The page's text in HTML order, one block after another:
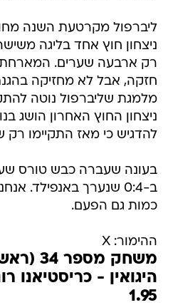
ליברפול מקרטעת השנה
ניצחון חוץ אחד בליגה
רק ארבעה שערים. המארחת
חזקה, אבל לא מחזיקה
מלמגת שליברפול נוטה
להדגיש כי מאז התקיימו רק
בעונה שעברה כבש טורס
ב-0:4 שנערך באנפילד.
כמות גם הפעם.
ההימור: X
משחק
1.95